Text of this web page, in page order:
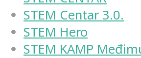
STEM Centar 3.0.
STEM Hero
STEM KAMP